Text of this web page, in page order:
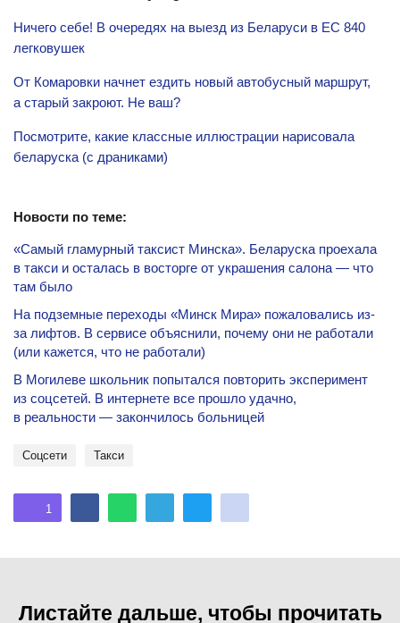
Ничего себе! В очередях на выезд из Беларуси в ЕС 840
легковушек
От Комаровки начнет ездить новый автобусный маршрут,
а старый закроют. Не ваш?
Посмотрите, какие классные иллюстрации нарисовала
беларуска (с драниками)
Новости по теме:
«Самый гламурный таксист Минска». Беларуска проехала
в такси и осталась в восторге от украшения салона — что
там было
На подземные переходы «Минск Мира» пожаловались из-
за лифтов. В сервисе объяснили, почему они не работали
(или кажется, что не работали)
В Могилеве школьник попытался повторить эксперимент
из соцсетей. В интернете все прошло удачно,
в реальности — закончилось больницей
соцсети Такси
1
Листайте дальше, чтобы прочитать